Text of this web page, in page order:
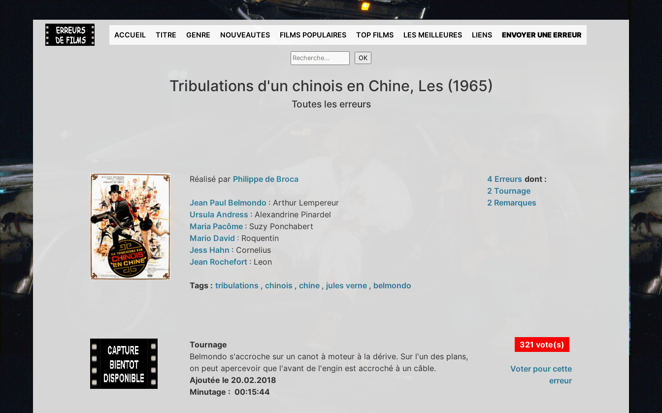
ACCUEIL TITRE GENRE NOUVEAUTES FILMS POPULAIRES TOP FILMS LES MEILLEURES LIENS ENVOYER UNE ERREUR
Tribulations d'un chinois en Chine, Les (1965)
Toutes les erreurs
Réalisé par Philippe de Broca
Jean Paul Belmondo : Arthur Lempereur
Ursula Andress : Alexandrine Pinardel
Maria Pacôme : Suzy Ponchabert
Mario David : Roquentin
Jess Hahn : Cornelius
Jean Rochefort : Leon
Tags : tribulations , chinois , chine , jules verne , belmondo
4 Erreurs dont :
2 Tournage
2 Remarques
Tournage
Belmondo s'accroche sur un canot à moteur à la dérive. Sur l'un des plans,
on peut apercevoir que l'avant de l'engin est accroché à un câble.
Ajoutée le 20.02.2018
Minutage : 00:15:44
321 vote(s)
Voter pour cette
erreur